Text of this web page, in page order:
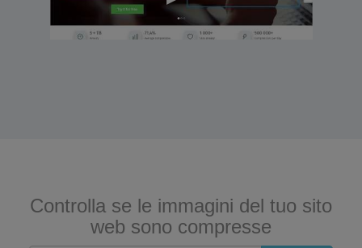
Controlla se le immagini del tuo sito
web sono compresse